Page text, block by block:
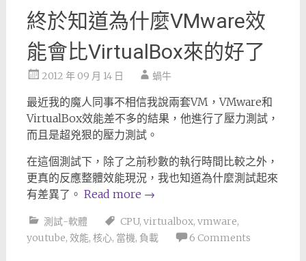
終於知道為什麼VMware效
能會比VirtualBox來的好了
2012 年 09 月 14 日 蝸牛
最近我的魔人同事不相信我說兩套VM，VMware和
VirtualBox效能差不多的結果，他進行了壓力測試，
而且是超兇狠的壓力測試。
在這個測試下，除了之前秒數的執行時間比較之外，
更真的反應整體效能現況，我也知道為什麼測試起來
有差異了。 Read more →
測試-軟體 CPU, virtualbox, vmware,
youtube, 效能, 核心, 當機, 負載 6 Comments